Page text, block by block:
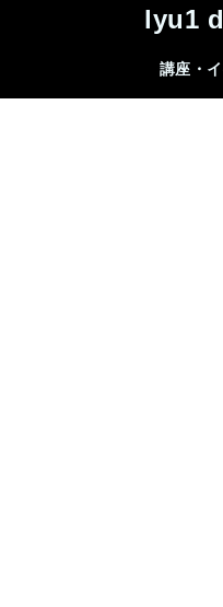
lyu1
講座・